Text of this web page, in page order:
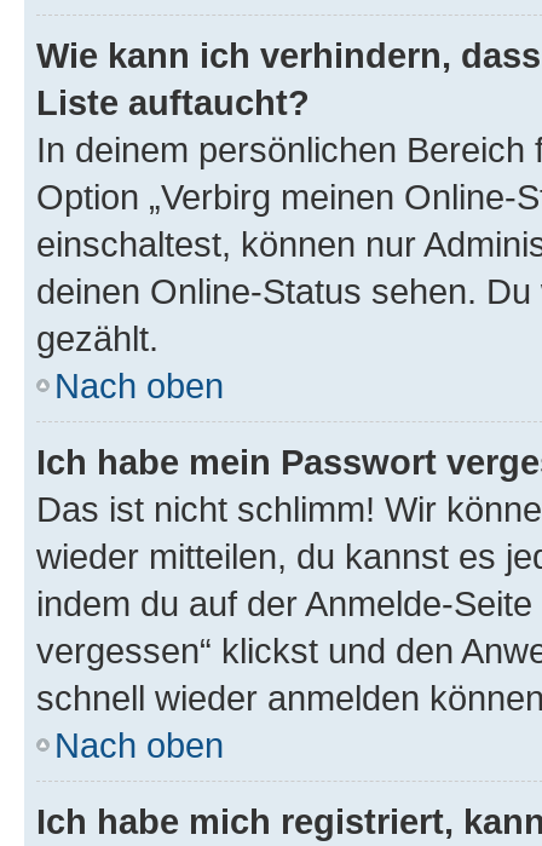
Wie kann ich verhindern,
Liste auftaucht?
In deinem persönlichen
Option „Verbirg meinen Online-
einschaltest, können nur
deinen Online-Status sehen.
gezählt.
Nach oben
Ich habe mein Passwort
Das ist nicht schlimm! Wir
wieder mitteilen, du kannst es
indem du auf der Anmelde-
vergessen“ klickst und den
schnell wieder anmelden
Nach oben
Ich habe mich registriert,